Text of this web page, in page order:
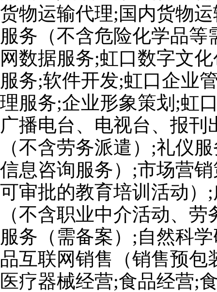
货物运输代理;国内货物
服务（不含危险化学品
网数据服务;虹口数字文
服务;软件开发;虹口企业
理服务;企业形象策划;虹
广播电台、电视台、报
（不含劳务派遣）;礼仪
信息咨询服务）;市场营
可审批的教育培训活动）
（不含职业中介活动、
服务（需备案）;自然科
品互联网销售（销售预
医疗器械经营;食品经营;